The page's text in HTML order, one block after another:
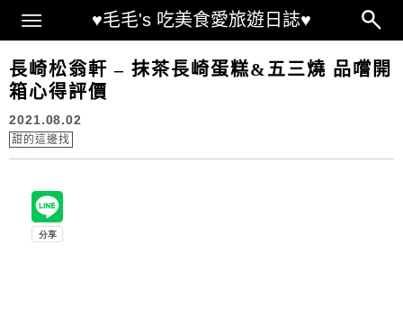
♥毛毛's 吃美食愛旅遊日誌♥
Main Menu
長崎松翁軒 – 抹茶長崎蛋糕&五三燒 品嚐開
箱心得評價
2021.08.02
甜的這邊找